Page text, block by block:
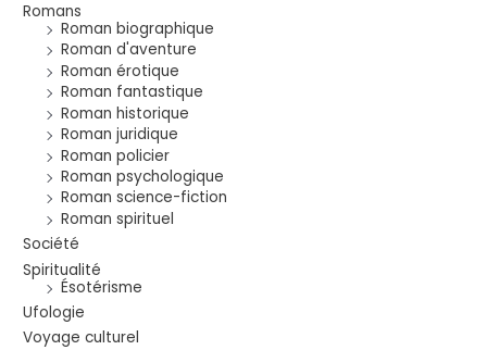
Romans
Roman biographique
Roman d'aventure
Roman érotique
Roman fantastique
Roman historique
Roman juridique
Roman policier
Roman psychologique
Roman science-fiction
Roman spirituel
Société
Spiritualité
Ésotérisme
Ufologie
Voyage culturel